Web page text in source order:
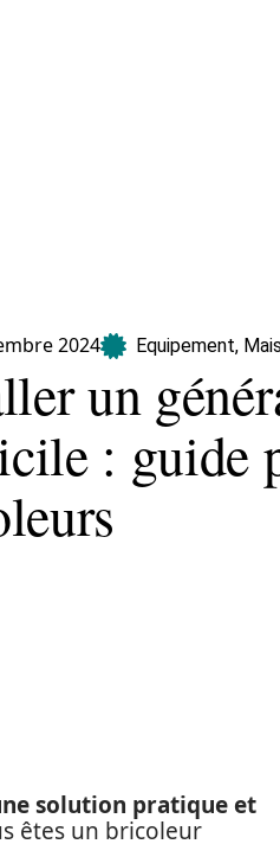
2024 Equipement,
un
: guide
solution pratique et
êtes un bricoleur